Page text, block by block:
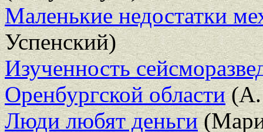
Маленькие недостатки
Успенский)
Изученность
Оренбургской области(А.
Люди любят деньги